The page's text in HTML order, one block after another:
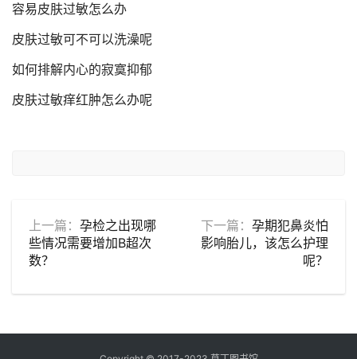
容易皮肤过敏怎么办
皮肤过敏可不可以洗澡呢
如何排解内心的寂寞抑郁
皮肤过敏痒红肿怎么办呢
上一篇： 孕检之出现哪
些情况需要增加B超次
数？
下一篇： 孕期犯鼻炎怕
影响胎儿，该怎么护理
呢？